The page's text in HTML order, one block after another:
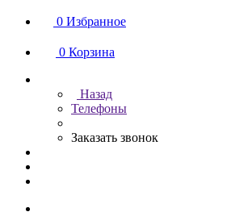
0 Избранное
0 Корзина
Назад
Телефоны
Заказать звонок